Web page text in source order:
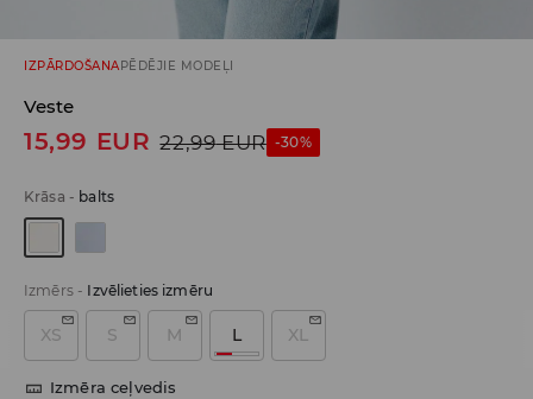
IZPĀRDOŠANA PĒDĒJIE MODEĻI
Veste
15,99 EUR 22,99 EUR -30%
Krāsa - balts
Izmērs- Izvēlieties izmēru
XS S M L XL
Izmēra ceļvedis